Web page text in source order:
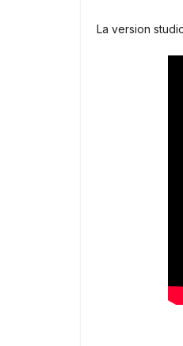
La version